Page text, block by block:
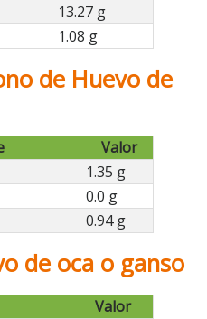
13.27 g
1.08 g
de Huevo de
Valor
1.35 g
0.0 g
0.94 g
de oca o ganso
Valor